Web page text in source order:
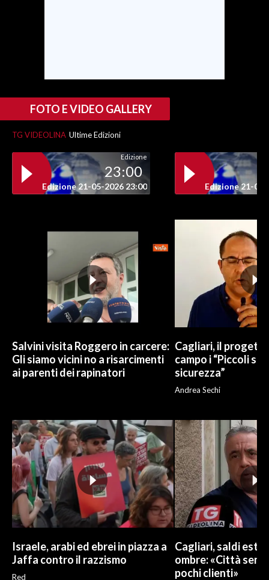
#CARAUNIONE
INSULARITÀ
NECROLOGI
FOTO E VIDEO GALLERY
TG VIDEOLINA Ultime Edizioni
Edizione
23:00
Edizione 21-05-2026 23:00 Edizione 21-05-
Salvini visita Roggero in carcere:
Gli siamo vicini no a risarcimenti
ai parenti dei rapinatori
Cagliari, il
campo i “Piccoli
sicurezza”
Andrea Sechi
Israele, arabi ed ebrei in piazza a
Jaffa contro il razzismo
Red
Cagliari, saldi
ombre: «Città
pochi clienti»